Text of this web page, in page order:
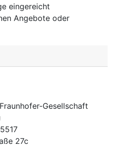
eingereicht
Angebote oder
Fraunhofer-Gesellschaft
5517
27c